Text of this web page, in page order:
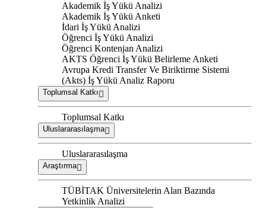
Akademik İş Yükü Analizi
Akademik İş Yükü Anketi
İdari İş Yükü Analizi
Öğrenci İş Yükü Analizi
Öğrenci Kontenjan Analizi
AKTS Öğrenci İş Yükü Belirleme Anketi
Avrupa Kredi Transfer Ve Biriktirme Sistemi
(Akts) İş Yükü Analiz Raporu
Toplumsal Katkı
Toplumsal Katkı
Uluslararasılaşma
Uluslararasılaşma
Araştırma
TÜBİTAK Üniversitelerin Alan Bazında
Yetkinlik Analizi